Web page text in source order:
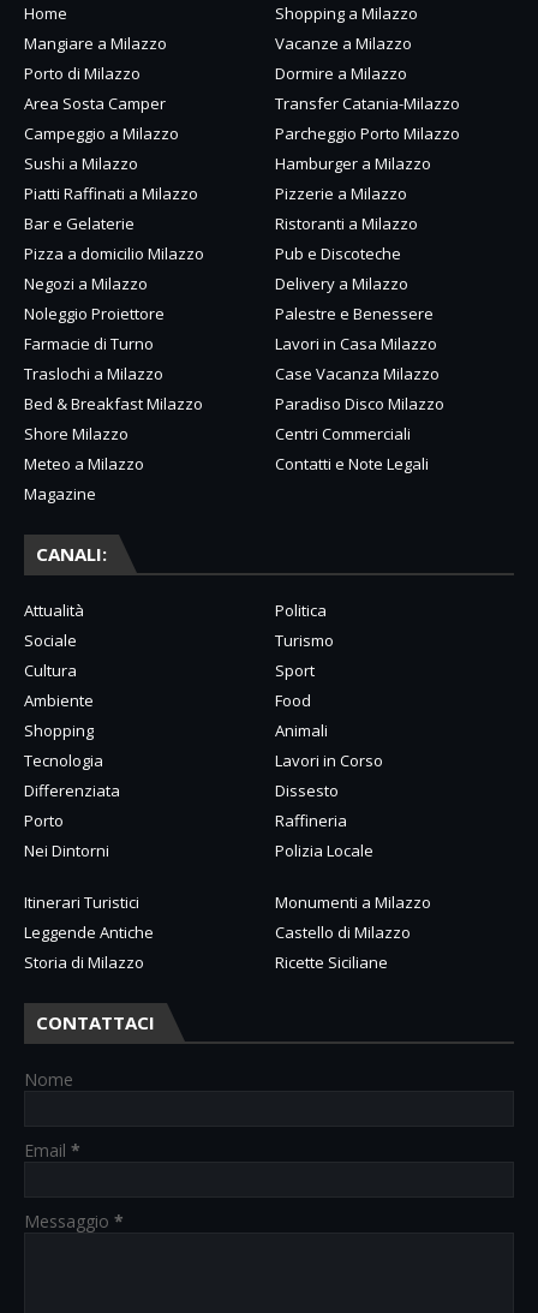
Home
Shopping a Milazzo
Mangiare a Milazzo
Vacanze a Milazzo
Porto di Milazzo
Dormire a Milazzo
Area Sosta Camper
Transfer Catania-Milazzo
Campeggio a Milazzo
Parcheggio Porto Milazzo
Sushi a Milazzo
Hamburger a Milazzo
Piatti Raffinati a Milazzo
Pizzerie a Milazzo
Bar e Gelaterie
Ristoranti a Milazzo
Pizza a domicilio Milazzo
Pub e Discoteche
Negozi a Milazzo
Delivery a Milazzo
Noleggio Proiettore
Palestre e Benessere
Farmacie di Turno
Lavori in Casa Milazzo
Traslochi a Milazzo
Case Vacanza Milazzo
Bed & Breakfast Milazzo
Paradiso Disco Milazzo
Shore Milazzo
Centri Commerciali
Meteo a Milazzo
Contatti e Note Legali
Magazine
CANALI:
Attualità
Politica
Sociale
Turismo
Cultura
Sport
Ambiente
Food
Shopping
Animali
Tecnologia
Lavori in Corso
Differenziata
Dissesto
Porto
Raffineria
Nei Dintorni
Polizia Locale
Itinerari Turistici
Monumenti a Milazzo
Leggende Antiche
Castello di Milazzo
Storia di Milazzo
Ricette Siciliane
CONTATTACI
Nome
Email *
Messaggio *